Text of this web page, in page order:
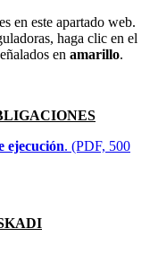
en este apartado web.
haga clic en el
en amarillo.
ejecución. (PDF, 500